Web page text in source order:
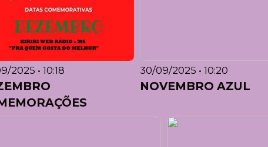
2025 • 10:18 30/09/2025 • 10:20
NOVEMBRO AZUL